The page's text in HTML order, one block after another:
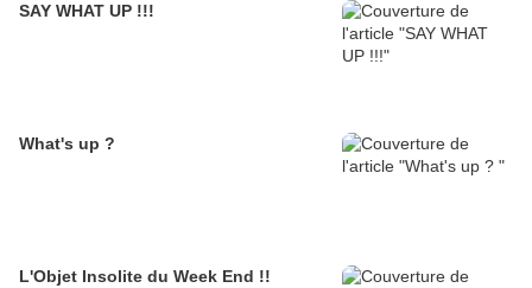
SAY WHAT UP !!!
What's up ?
L'Objet Insolite du Week End !!